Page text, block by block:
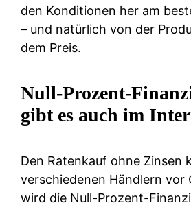
den Konditionen her am
– und natürlich von der
dem Preis.
Null-Prozent-
gibt es auch im
Den Ratenkauf ohne Zinsen
verschiedenen Händlern vor
wird die Null-Prozent-